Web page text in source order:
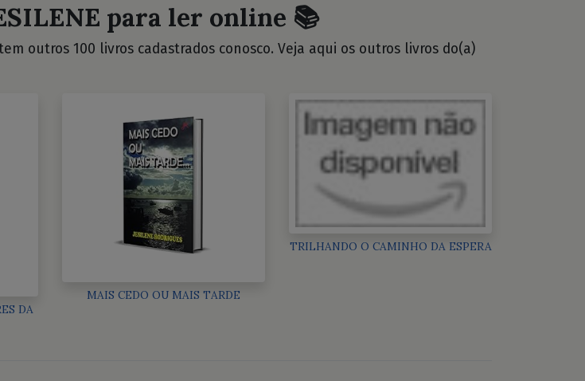
para ler online 📚
outros 100 livros cadastrados conosco. Veja aqui os outros livros do(a)
DA
MAIS CEDO OU MAIS TARDE
TRILHANDO O CAMINHO DA ESPERA